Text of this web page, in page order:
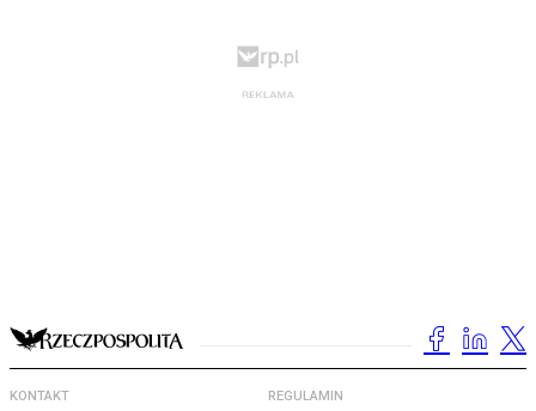
KONTAKT REGULAMIN